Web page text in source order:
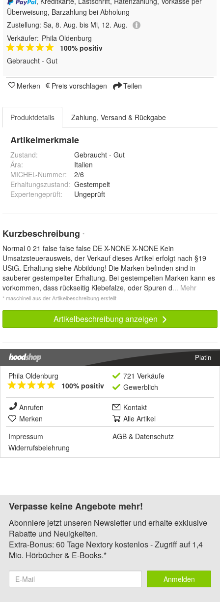
Überweisung, Barzahlung bei Abholung
Zustellung: Sa, 8. Aug. bis Mi, 12. Aug.
Verkäufer: Phila Oldenburg
100% positiv
Gebraucht - Gut
Merken Preis vorschlagen Teilen
Produktdetails Zahlung, Versand & Rückgabe
Artikelmerkmale
Zustand:
Gebraucht - Gut
Ära:
Italien
MICHEL-Nummer:
2/6
Erhaltungszustand: Gestempelt
Expertengeprüft: Ungeprüft
Kurzbeschreibung *
Normal 0 21 false false false DE X-NONE X-NONE Kein
Umsatzsteuerausweis, der Verkauf dieses Artikel erfolgt nach §19
UStG. Erhaltung siehe Abbildung! Die Marken befinden sind in
sauberer gestempelter Erhaltung. Bei gestempelten Marken kann es
vorkommen, dass rückseitig Klebefalze, oder Spuren d... Mehr
* maschinell aus der Artikelbeschreibung erstellt
Artikelbeschreibung anzeigen
Platin
Phila Oldenburg
100% positiv
721 Verkäufe
Gewerblich
Anrufen
Kontakt
Merken
Alle Artikel
Impressum
AGB & Datenschutz
Widerrufsbelehrung
Verpasse keine Angebote mehr!
Abonniere jetzt unseren Newsletter und erhalte exklusive
Rabatte und Neuigkeiten.
Extra-Bonus: 60 Tage Nextory kostenlos - Zugriff auf 1,4
Mio. Hörbücher & E-Books.*
Anmelden